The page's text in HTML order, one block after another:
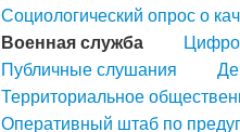
Социологический опрос о
Военная служба
Публичные слушания
Территориальное
Оперативный штаб по